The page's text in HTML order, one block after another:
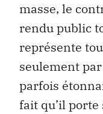
masse, le
rendu public
représente
seulement
parfois
fait qu’il porte